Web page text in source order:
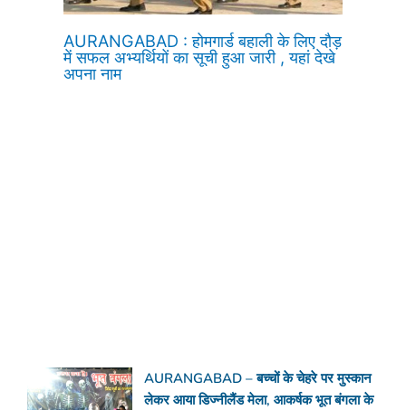
AURANGABAD : होमगार्ड बहाली के लिए दौड़
में सफल अभ्यर्थियों का सूची हुआ जारी , यहां देखे
अपना नाम
AURANGABAD – बच्चों के चेहरे पर मुस्कान
लेकर आया डिज्नीलैंड मेला, आकर्षक भूत बंगला के